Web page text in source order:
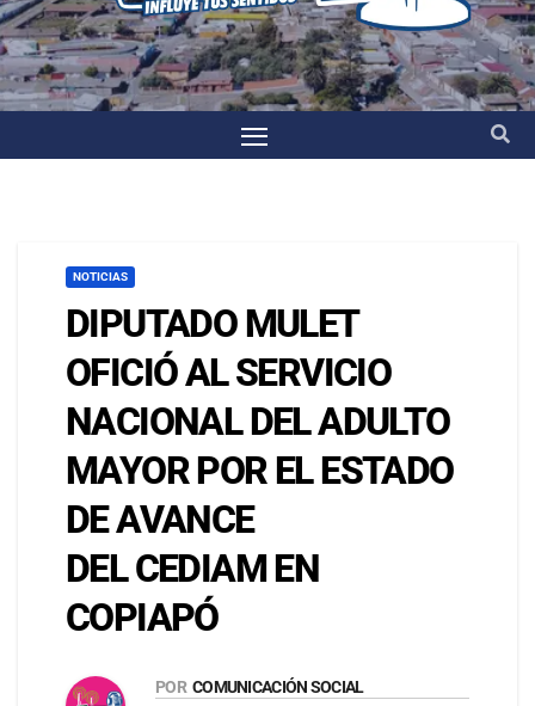
NOTICIAS
DIPUTADO MULET
OFICIÓ AL SERVICIO
NACIONAL DEL ADULTO
MAYOR POR EL ESTADO
DE AVANCE
DEL CEDIAM EN
COPIAPÓ
POR COMUNICACIÓN SOCIAL